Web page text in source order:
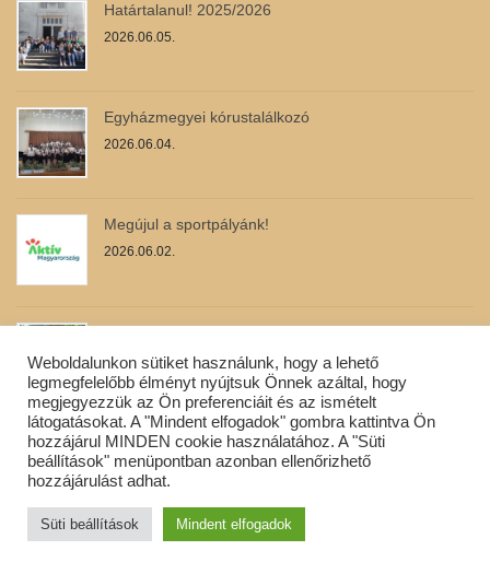
Határtalanul! 2025/2026
2026.06.05.
Egyházmegyei kórustalálkozó
2026.06.04.
Megújul a sportpályánk!
2026.06.02.
Gyereknapi meglepetés
2026.06.02.
Erdei iskola Őriszentpéteren
2026.05.27.
Rendhagyó környzetismeret óra a 4.a-val
Weboldalunkon sütiket használunk, hogy a lehető
legmegfelelőbb élményt nyújtsuk Önnek azáltal, hogy
megjegyezzük az Ön preferenciáit és az ismételt
látogatásokat. A "Mindent elfogadok" gombra kattintva Ön
hozzájárul MINDEN cookie használatához. A "Süti
beállítások" menüpontban azonban ellenőrizhető
hozzájárulást adhat.
Süti beállítások Mindent elfogadok